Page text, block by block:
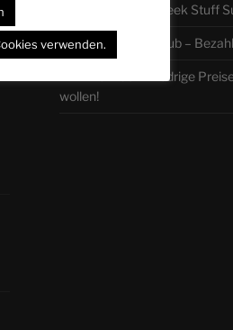
GetDigital – Your Geek Stuff
Der Entscheider-Club –
AMAZON.de – Niedrige
wollen!
verwenden.